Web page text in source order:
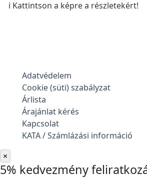
ℹ️ Kattintson a képre a részletekért!
Adatvédelem
Cookie (süti) szabályzat
Árlista
Árajánlat kérés
Kapcsolat
KATA / Számlázási információ
×
5% kedvezmény